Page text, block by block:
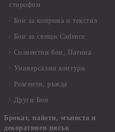
стирофом
Бои за коприна и текстил
Бои за свещи Cadence
Солвентни бои, Патина
Универсални контури
Реагенти, ръжда
Други Бои
Брокат, пайети, мъниста и
декоративен пясък